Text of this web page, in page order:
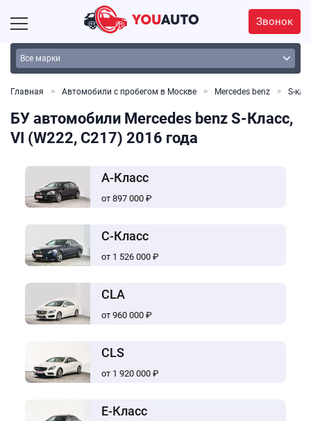
Звонок
Главная Автомобили с пробегом в Москве Mercedes benz S-
БУ автомобили Mercedes benz S-Класс,
VI (W222, C217) 2016 года
A-Класс
от 897 000 ₽
C-Класс
от 1 526 000 ₽
CLA
от 960 000 ₽
CLS
от 1 920 000 ₽
E-Класс